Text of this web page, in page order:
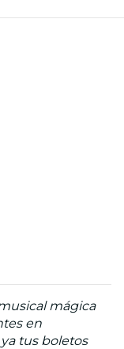
mágica
en
tus boletos